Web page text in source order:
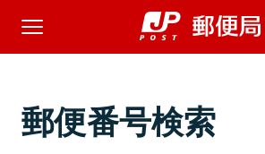
郵便番号検索